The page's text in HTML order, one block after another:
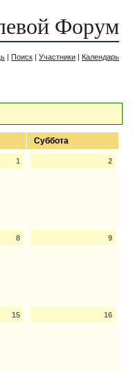
Форум
| Поиск | Участники | Календарь
Суббота
1 2
8 9
15 16